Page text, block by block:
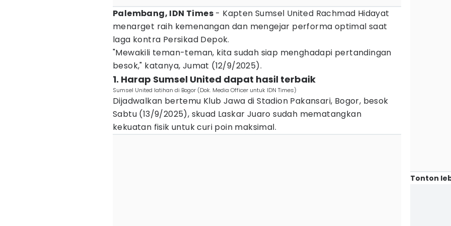
Palembang, IDN Times - Kapten Sumsel United Rachmad Hidayat
menarget raih kemenangan dan mengejar performa optimal saat
laga kontra Persikad Depok.
"Mewakili teman-teman, kita sudah siap menghadapi pertandingan
besok," katanya, Jumat (12/9/2025).
1. Harap Sumsel United dapat hasil terbaik
Sumsel United latihan di Bogor (Dok. Media Officer untuk IDN Times)
Dijadwalkan bertemu Klub Jawa di Stadion Pakansari, Bogor, besok
Sabtu (13/9/2025), skuad Laskar Juaro sudah mematangkan
kekuatan fisik untuk curi poin maksimal.
Tonton